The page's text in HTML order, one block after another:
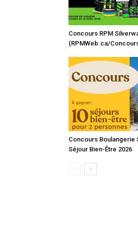
Concours RPM
(RPMWeb.ca/
Concours Boulangerie
Séjour Bien-Être 2026